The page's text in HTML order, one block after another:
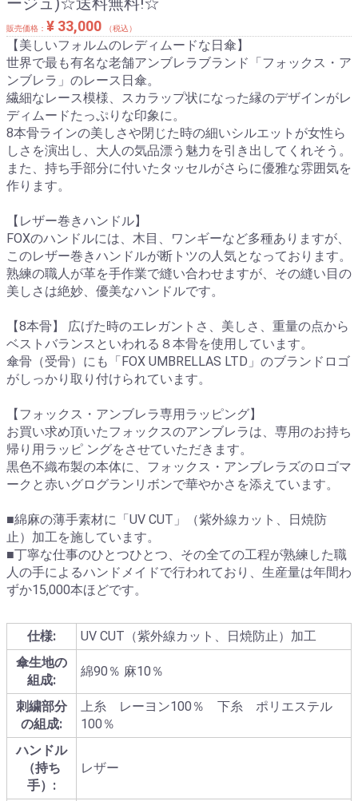
販売価格： ¥ 33,000 （税込）
【美しいフォルムのレディムードな日傘】
世界で最も有名な老舗アンブレラブランド「フォックス・ア
ンブレラ」のレース日傘。
繊細なレース模様、スカラップ状になった縁のデザインがレ
ディムードたっぷりな印象に。
8本骨ラインの美しさや閉じた時の細いシルエットが女性ら
しさを演出し、大人の気品漂う魅力を引き出してくれそう。
また、持ち手部分に付いたタッセルがさらに優雅な雰囲気を
作ります。
【レザー巻きハンドル】
FOXのハンドルには、木目、ワンギーなど多種ありますが、
このレザー巻きハンドルが断トツの人気となっております。
熟練の職人が革を手作業で縫い合わせますが、その縫い目の
美しさは絶妙、優美なハンドルです。
【8本骨】 広げた時のエレガントさ、美しさ、重量の点から
ベストバランスといわれる８本骨を使用しています。
傘骨（受骨）にも「FOX UMBRELLAS LTD」のブランドロゴ
がしっかり取り付けられています。
【フォックス・アンブレラ専用ラッピング】
お買い求め頂いたフォックスのアンブレラは、専用のお持ち
帰り用ラッピ ングをさせていただきます。
黒色不織布製の本体に、フォックス・アンブレラズのロゴマ
ークと赤いグログランリボンで華やかさを添えています。
■綿麻の薄手素材に「UV CUT」（紫外線カット、日焼防
止）加工を施しています。
■丁寧な仕事のひとつひとつ、その全ての工程が熟練した職
人の手によるハンドメイドで行われており、生産量は年間わ
ずか15,000本ほどです。
仕様:
UV CUT（紫外線カット、日焼防止）加工
傘生地の
組成:
綿90％ 麻10％
刺繍部分
の組成:
上糸 レーヨン100％ 下糸 ポリエステル
100％
ハンドル
（持ち
手）:
レザー